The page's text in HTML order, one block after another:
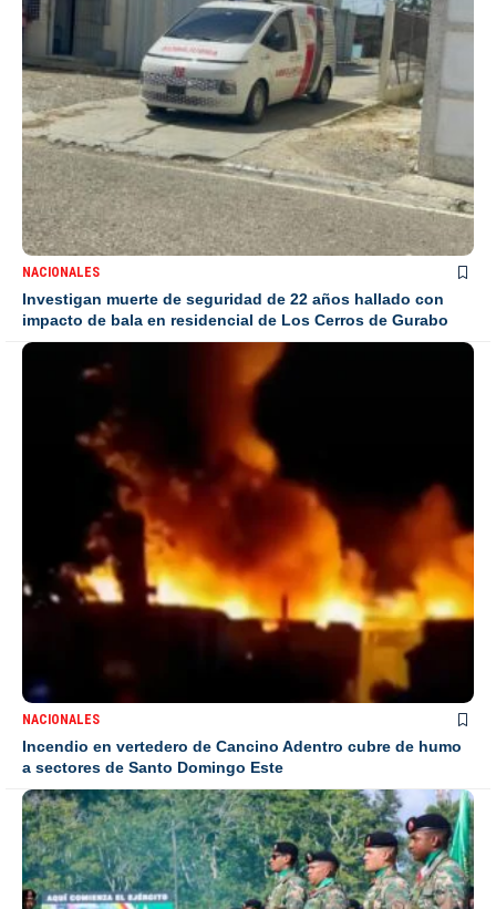
NACIONALES
Investigan muerte de seguridad de 22 años hallado con
impacto de bala en residencial de Los Cerros de Gurabo
NACIONALES
Incendio en vertedero de Cancino Adentro cubre de humo
a sectores de Santo Domingo Este